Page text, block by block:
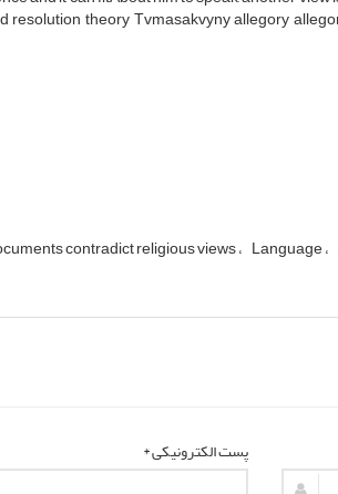
resolutiontheoryTvmasakvynyallegory
contradict religious views Language
پست الکترونیکی *